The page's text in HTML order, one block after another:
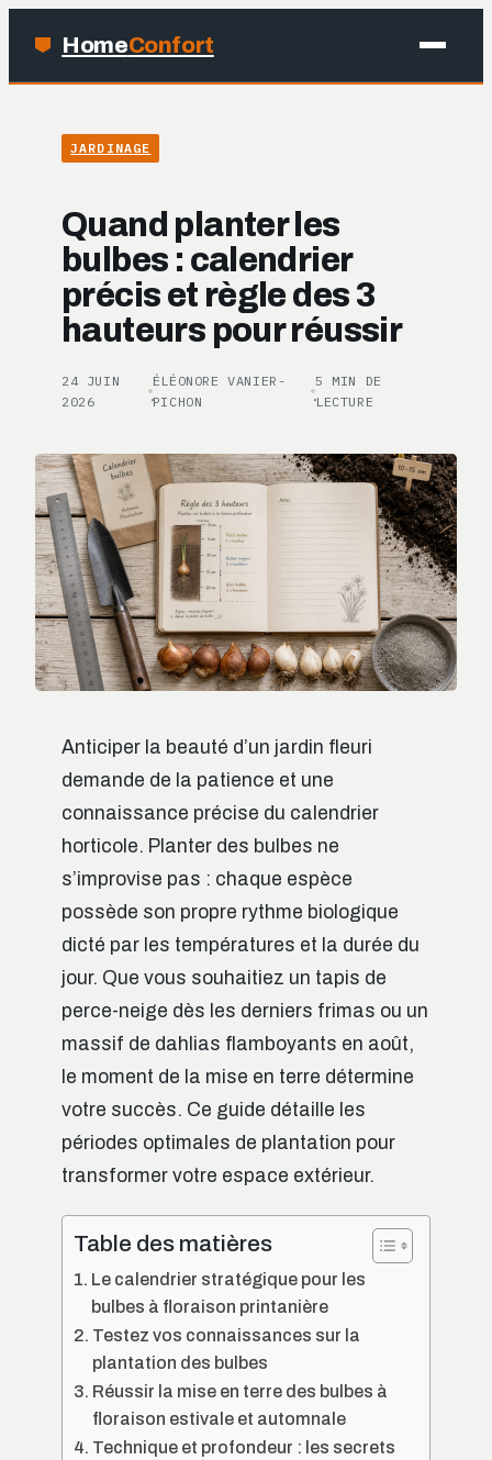
HomeConfort
JARDINAGE
DÉCO
JARDINAGE
Quand planter les
bulbes : calendrier
précis et règle des 3
hauteurs pour réussir
24 JUIN
2026
·
ÉLÉONORE VANIER-
PICHON
·
5 MIN DE
LECTURE
Anticiper la beauté d’un jardin fleuri
demande de la patience et une
connaissance précise du calendrier
horticole. Planter des bulbes ne
s’improvise pas : chaque espèce
possède son propre rythme biologique
dicté par les températures et la durée du
jour. Que vous souhaitiez un tapis de
perce-neige dès les derniers frimas ou un
massif de dahlias flamboyants en août,
le moment de la mise en terre détermine
votre succès. Ce guide détaille les
périodes optimales de plantation pour
transformer votre espace extérieur.
Table des matières
Le calendrier stratégique pour les
bulbes à floraison printanière
Testez vos connaissances sur la
plantation des bulbes
Réussir la mise en terre des bulbes à
floraison estivale et automnale
Technique et profondeur : les secrets